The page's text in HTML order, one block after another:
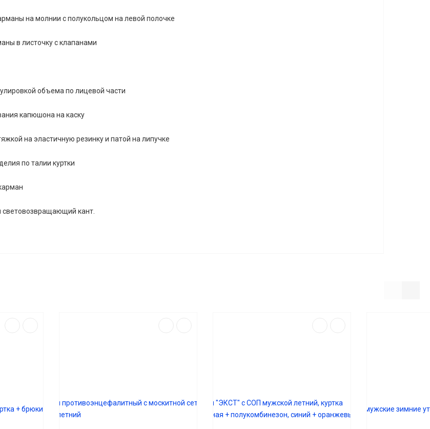
на молнии с полукольцом на левой полочке
в листочку с клапанами
объема по лицевой части
капюшона на каску
на эластичную резинку и патой на липучке
по талии куртки
световозвращающий кант.